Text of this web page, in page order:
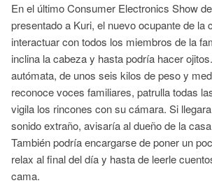
En el último Consumer Electronics Show
presentado a Kuri, el nuevo ocupante de la
interactuar con todos los miembros de la
inclina la cabeza y hasta podría hacer
autómata, de unos seis kilos de peso y
reconoce voces familiares, patrulla todas
vigila los rincones con su cámara. Si
sonido extraño, avisaría al dueño de la
También podría encargarse de poner un
relax al final del día y hasta de leerle
cama.